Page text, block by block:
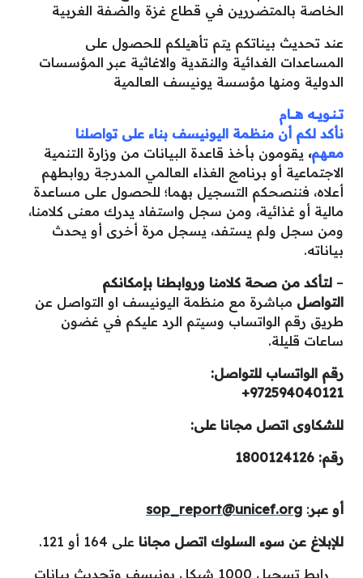
الخاصة بالمتضررين في قطاع غزة والضفة الغربية
عند تحديث بيناتكم يتم تأهيلكم للحصول على
المساعدات الغدائية والنقدية والاغاثية عبر المؤسسات
الدولية ومنها مؤسسة يونيسف العالمية
تـــنــويـــه هـــــام
نأكد لكم أن منظمة اليونيسف بناء على تواصلنا
معهم، يقومون بأخذ قاعدة البيانات من وزارة التنمية
الاجتماعية أو برنامج الغذاء العالمي المدرجة روابطهم
أعلاه، فننصحكم التسجيل بهما؛ للحصول على مساعدة
مالية أو غذائية، ومن سجل واستفاد يدرك معنى كلامنا،
ومن سجل ولم يستفد، يسجل مرة أخرى أو يحدث
بياناته.
– لتأكد من صحة كلامنا وروابطنا بإمكانكم
التواصل مباشرة مع منظمة اليونيسف او التواصل عن
طريق رقم الواتساب وسيتم الرد عليكم في غضون
ساعات قليلة.
رقم الواتساب للتواصل:
972594040121+
للشكاوى اتصل مجانا على:
رقم: 1800124126
أو عبر:
sop_report@unicef.org
للإبلاغ عن سوء السلوك اتصل مجانا على 164 أو 121.
رابط تسجيل 1000 شيكل يونيسف وتحديث بيانات